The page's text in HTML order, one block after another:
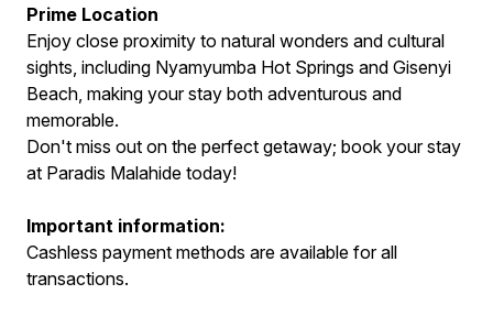
Prime Location
Enjoy close proximity to natural wonders and cultural
sights, including Nyamyumba Hot Springs and Gisenyi
Beach, making your stay both adventurous and
memorable.
Don't miss out on the perfect getaway; book your stay
at Paradis Malahide today!
Important information:
Cashless payment methods are available for all
transactions.